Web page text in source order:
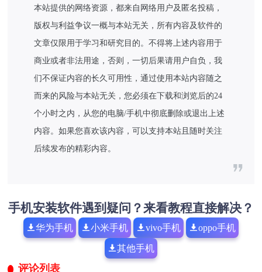
本站提供的网络资源，都来自网络用户及匿名投稿，
版权与利益争议一概与本站无关，所有内容及软件的
文章仅限用于学习和研究目的。不得将上述内容用于
商业或者非法用途，否则，一切后果请用户自负，我
们不保证内容的长久可用性，通过使用本站内容随之
而来的风险与本站无关，您必须在下载和浏览后的24
个小时之内，从您的电脑/手机中彻底删除或退出上述
内容。如果您喜欢该内容，可以支持本站且随时关注
后续发布的精彩内容。
手机安装软件遇到疑问？来看教程直接解决？
华为手机 小米手机 vivo手机 oppo手机
其他手机
评论列表